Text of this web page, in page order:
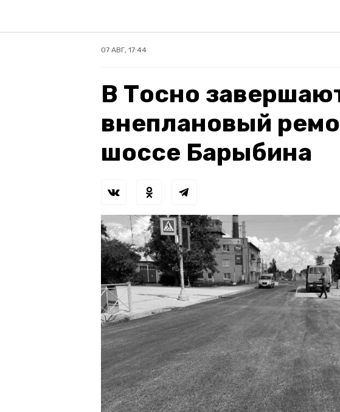
07 АВГ, 17:44
В Тосно
внеплановый
шоссе Барыбина